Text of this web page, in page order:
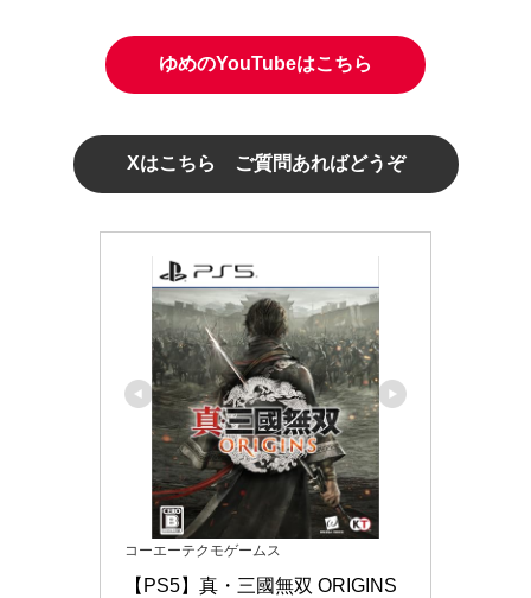
ゆめのYouTubeはこちら
Xはこちら ご質問あればどうぞ
コーエーテクモゲームス
【PS5】真・三國無双 ORIGINS